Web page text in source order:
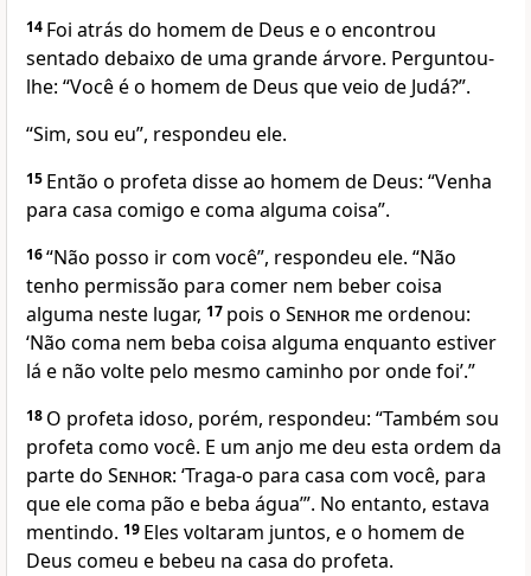
14 Foi atrás do homem de Deus e o encontrou
sentado debaixo de uma grande árvore. Perguntou-
lhe: “Você é o homem de Deus que veio de Judá?”.
“Sim, sou eu”, respondeu ele.
15 Então o profeta disse ao homem de Deus: “Venha
para casa comigo e coma alguma coisa”.
16“Não posso ir com você”, respondeu ele. “Não
tenho permissão para comer nem beber coisa
alguma neste lugar, 17 pois o Senhor me ordenou:
‘Não coma nem beba coisa alguma enquanto estiver
lá e não volte pelo mesmo caminho por onde foi’.”
18 O profeta idoso, porém, respondeu: “Também sou
profeta como você. E um anjo me deu esta ordem da
parte do Senhor: ‘Traga-o para casa com você, para
que ele coma pão e beba água’”. No entanto, estava
mentindo. 19 Eles voltaram juntos, e o homem de
Deus comeu e bebeu na casa do profeta.